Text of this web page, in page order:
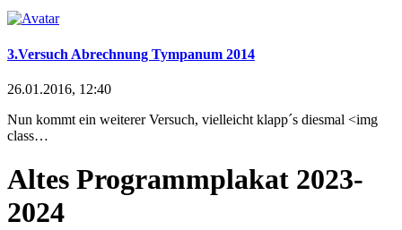
3.Versuch Abrechnung Tympanum 2014
26.01.2016, 12:40
Nun kommt ein weiterer Versuch, vielleicht klapp´s diesmal <img
class…
Altes Programmplakat 2023-
2024